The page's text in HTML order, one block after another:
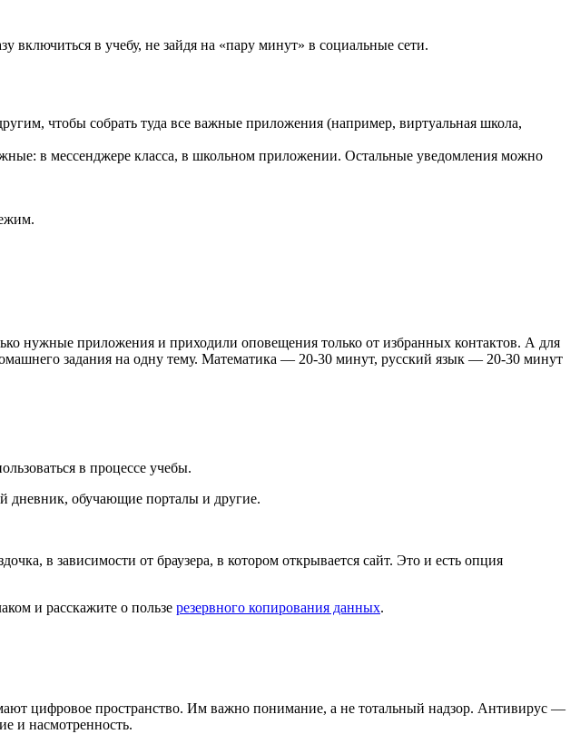
в учебу, не зайдя на «пару минут» в социальные сети.
чтобы собрать туда все важные приложения (например, виртуальная школа,
в мессенджере класса, в школьном приложении. Остальные уведомления можно
нужные приложения и приходили оповещения только от избранных контактов. А для
задания на одну тему. Математика — 20-30 минут, русский язык — 20-30 минут
в процессе учебы.
дневник, обучающие порталы и другие.
в зависимости от браузера, в котором открывается сайт. Это и есть опция
и расскажите о пользе резервного копирования данных.
цифровое пространство. Им важно понимание, а не тотальный надзор. Антивирус —
и насмотренность.